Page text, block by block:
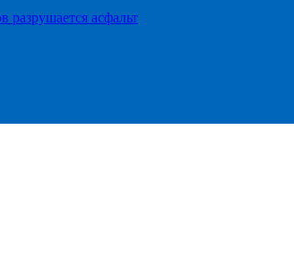
разрушается асфальт